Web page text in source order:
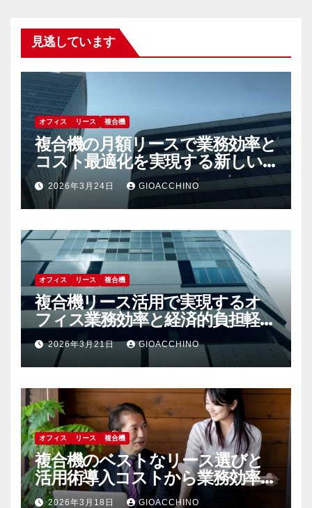
見逃しています
オフィス リース 複合機
複合機の月額リースで業務効率と
コスト最適化を実現する新しい
選択肢
2026年3月24日 GIOACCHINO
オフィス リース 複合機
複合機リース活用で実現するオ
フィス業務効率と経済的負担軽減
の秘訣
2026年3月21日 GIOACCHINO
オフィス リース 複合機
複合機のベストなリース選びと
活用術導入コストから業務効率化
まで
2026年3月18日 GIOACCHINO